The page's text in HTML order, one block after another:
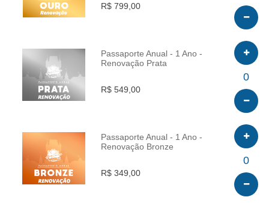
R$ 799,00
INFO
Passaporte Anual - 1 Ano -
Renovação Prata
R$ 549,00
0
INFO
Passaporte Anual - 1 Ano -
Renovação Bronze
R$ 349,00
0